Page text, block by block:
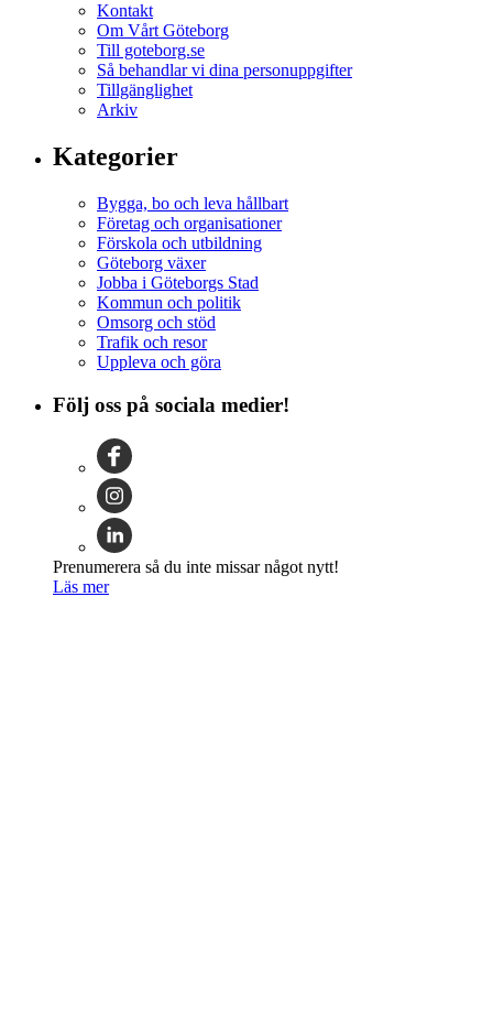
Kontakt
Om Vårt Göteborg
Till goteborg.se
Så behandlar vi dina personuppgifter
Tillgänglighet
Arkiv
Kategorier
Bygga, bo och leva hållbart
Företag och organisationer
Förskola och utbildning
Göteborg växer
Jobba i Göteborgs Stad
Kommun och politik
Omsorg och stöd
Trafik och resor
Uppleva och göra
Följ oss på sociala medier!
Prenumerera så du inte missar något nytt!
Läs mer